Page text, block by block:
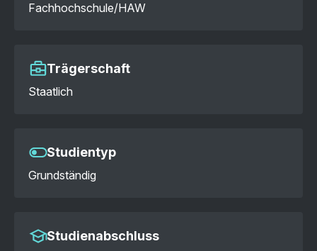
Fachhochschule/HAW
Trägerschaft
Staatlich
Studientyp
Grundständig
Studienabschluss